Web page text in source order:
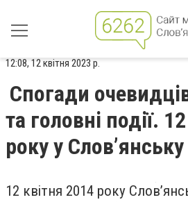
12:08, 12 квітня 2023 р.
Спогади
та головні події.
року у
12 квітня 2014 року